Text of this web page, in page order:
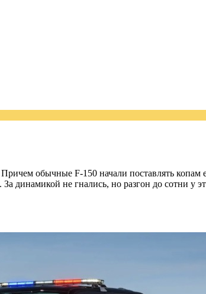
обычные F-150 начали поставлять копам
не гнались, но разгон до сотни у